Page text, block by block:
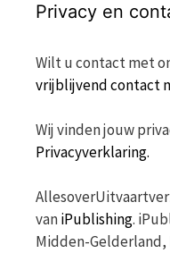
Privacy en
Wilt u contact met
vrijblijvend contact
Wij vinden jouw
Privacyverklaring.
vaniPublishing.
Midden-